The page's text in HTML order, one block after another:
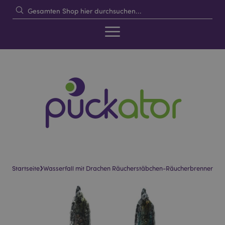
Startseite›Wasserfall mit Drachen Räucherstäbchen-Räucherbrenner